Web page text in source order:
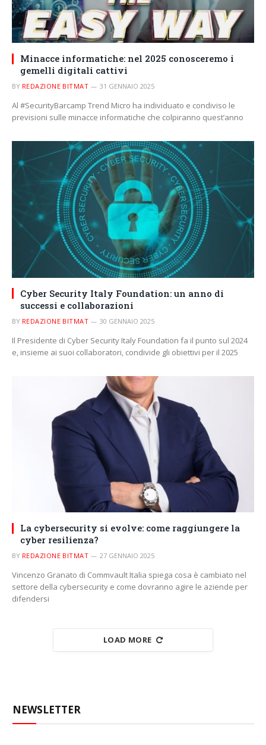
Minacce informatiche: nel 2025 conosceremo i
gemelli digitali cattivi
BY REDAZIONE BITMAT 31 GENNAIO 2025
Al #SecurityBarcamp Trend Micro ha individuato e condiviso le
previsioni sulle minacce informatiche che colpiranno quest’anno
Cyber Security Italy Foundation: un anno di
successi e collaborazioni
BY REDAZIONE BITMAT 30 GENNAIO 2025
Il Presidente di Cyber Security Italy Foundation fa il punto sul 2024
e, insieme ai suoi collaboratori, condivide gli obiettivi per il 2025
La cybersecurity si evolve: come raggiungere la
cyber resilienza?
BY REDAZIONE BITMAT 27 GENNAIO 2025
Vincenzo Granato di Commvault Italia spiega cosa è cambiato nel
settore della cybersecurity e come dovranno agire le aziende per
difendersi
LOAD MORE
NEWSLETTER